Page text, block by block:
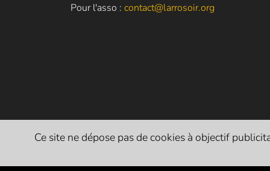
Pour l'asso : contact@larrosoir.org
Ce site ne dépose pas de cookies à objectif